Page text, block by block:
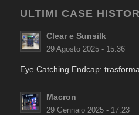
ULTIMI CASE
Clear e Sunsilk
29 Agosto 2025 - 15:36
Eye Catching Endcap:
Macron
29 Gennaio 2025 - 17:23